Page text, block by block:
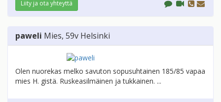
Liity ja ota yhteyttä
paweli Mies, 59v Helsinki
Olen nuorekas melko savuton sopusuhtainen 185/85 vapaa
mies H. gistä. Ruskeasilmäinen ja tukkainen. ...